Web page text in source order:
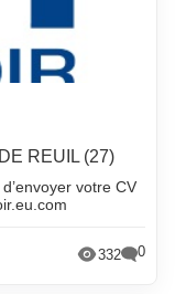
REUIL (27)
votre CV
332 0